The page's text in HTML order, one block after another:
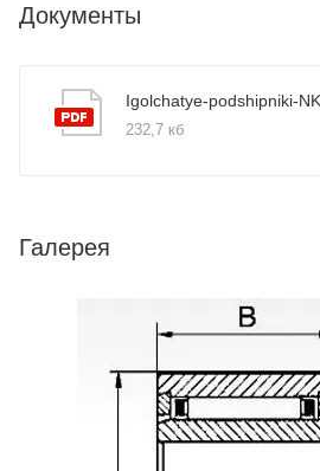
Документы
Igolchatye-podshipniki-
232,7 кб
Галерея